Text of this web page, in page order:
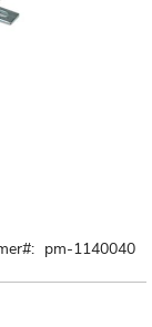
pm-1140040